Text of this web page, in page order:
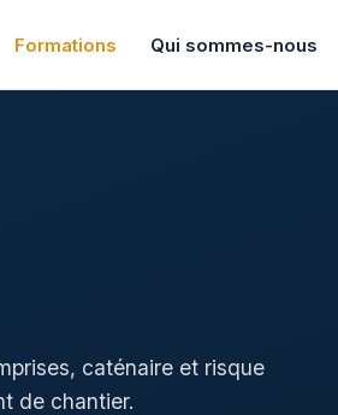
Formations Qui sommes-nous
caténaire et risque
de chantier.